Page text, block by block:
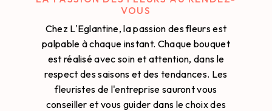
VOUS
Chez L'Eglantine, la passion des fleurs est
palpable à chaque instant. Chaque bouquet
est réalisé avec soin et attention, dans le
respect des saisons et des tendances. Les
fleuristes de l'entreprise sauront vous
conseiller et vous guider dans le choix des